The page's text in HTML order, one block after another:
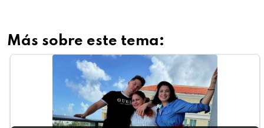
Más sobre este tema: